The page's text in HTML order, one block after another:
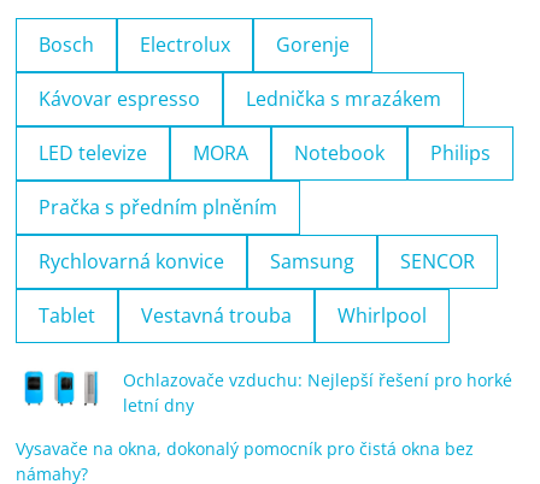
Bosch Electrolux Gorenje
Kávovar espresso Lednička s mrazákem
LED televize MORA Notebook Philips
Pračka s předním plněním
Rychlovarná konvice Samsung SENCOR
Tablet Vestavná trouba Whirlpool
Ochlazovače vzduchu: Nejlepší řešení pro horké
letní dny
Vysavače na okna, dokonalý pomocník pro čistá okna bez
námahy?